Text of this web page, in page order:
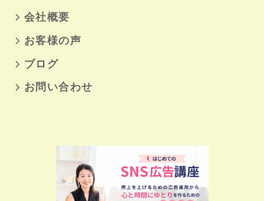
会社概要
お客様の声
ブログ
お問い合わせ